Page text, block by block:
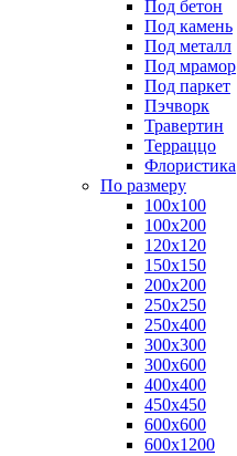
Под бетон
Под камень
Под металл
Под мрамор
Под паркет
Пэчворк
Травертин
Терраццо
Флористика
По размеру
100х100
100х200
120х120
150х150
200х200
250х250
250х400
300х300
300х600
400х400
450х450
600х600
600х1200